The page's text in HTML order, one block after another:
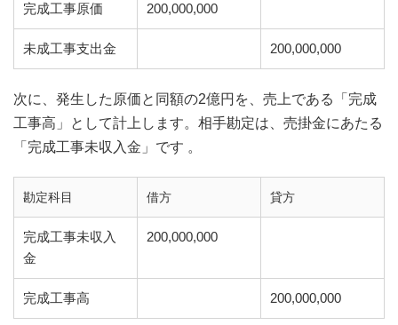
完成工事原価 200,000,000
未成工事支出金 200,000,000
次に、発生した原価と同額の2億円を、売上である「完成
工事高」として計上します。相手勘定は、売掛金にあたる
「完成工事未収入金」です 。
勘定科目 借方 貸方
完成工事未収入
金
200,000,000
完成工事高 200,000,000